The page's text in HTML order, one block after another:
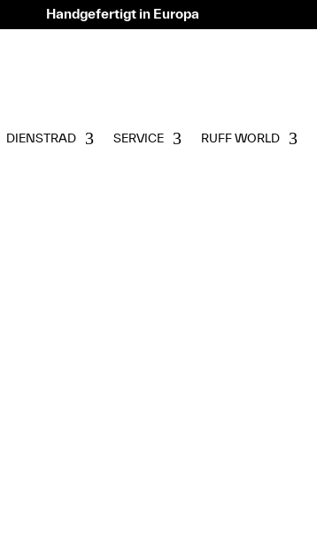
Handgefertigt in Europa
DIENSTRAD SERVICE RUFF WORLD